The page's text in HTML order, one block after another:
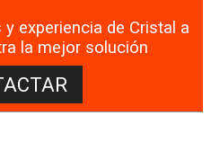
experiencia de Cristal a
la mejor solución